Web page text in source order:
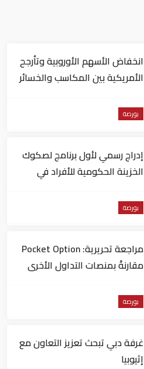
انخفاض الأسهم الأوروبية وتأرجح
الأمريكية بين المكاسب والخسائر
بورصة
إدراج رسمي لأول برنامج لصكوك
الخزينة الحكومية للأفراد في
بورصة
مراجعة تحريرية: Pocket Option
مقارنةً بمنصات التداول الأخرى
بورصة
غرفة دبي تبحث تعزيز التعاون مع
إثيوبيا